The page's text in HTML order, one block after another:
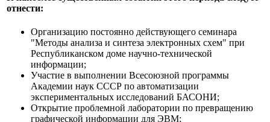
отнести:
Организацию постоянно действующего семинара
"Методы анализа и синтеза электронных схем" при
Республиканском доме научно-технической
информации;
Участие в выполнении Всесоюзной программы
Академии наук СССР по автоматизации
экспериментальных исследований БАСОНИ;
Открытие проблемной лаборатории по превращению
графической информации для ЭВМ;